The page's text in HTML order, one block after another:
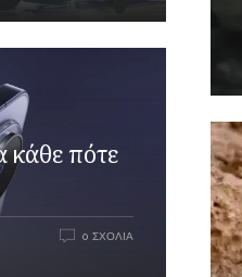
κάθε πότε
0 ΣΧΌΛΙΑ